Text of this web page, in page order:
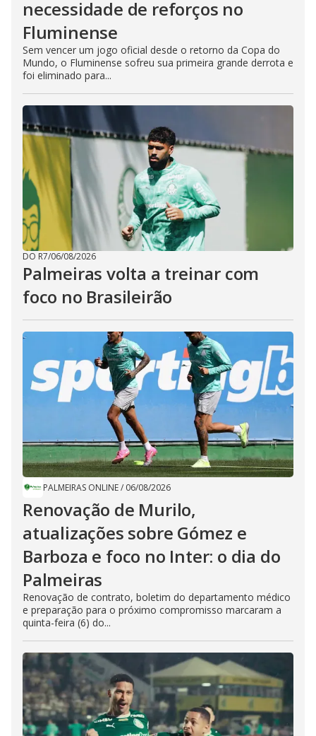
necessidade de reforços no
Fluminense
Sem vencer um jogo oficial desde o retorno da Copa do
Mundo, o Fluminense sofreu sua primeira grande derrota e
foi eliminado para...
DO R7/06/08/2026
Palmeiras volta a treinar com
foco no Brasileirão
PALMEIRAS ONLINE/ 06/08/2026
Renovação de Murilo,
atualizações sobre Gómez e
Barboza e foco no Inter: o dia do
Palmeiras
Renovação de contrato, boletim do departamento médico
e preparação para o próximo compromisso marcaram a
quinta-feira (6) do...